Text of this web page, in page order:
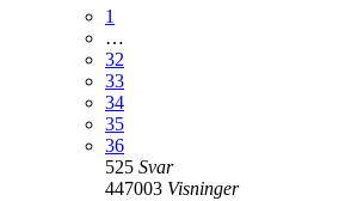
1
…
32
33
34
35
36
525 Svar
447003 Visninger